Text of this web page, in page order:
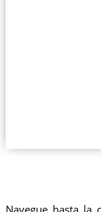
Navegue hasta la